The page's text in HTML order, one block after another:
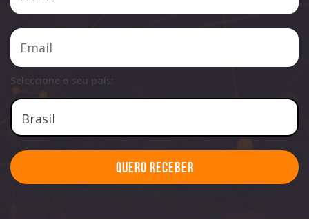
Seleccione o seu país:
Quero Receber